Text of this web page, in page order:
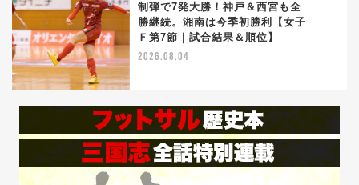
制弾で7発大勝！神戸＆西宮も全
勝継続。湘南は今季初勝利【女子
Ｆ第7節｜試合結果＆順位】
2026.08.04